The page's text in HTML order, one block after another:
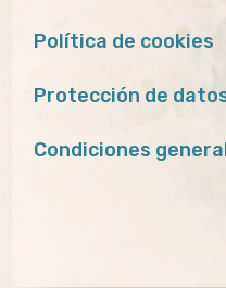
Política de cookies
Protección de
Condiciones